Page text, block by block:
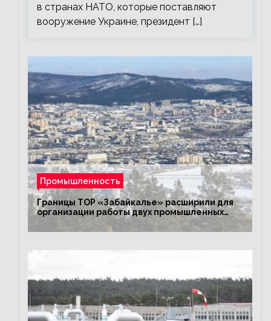
в странах НАТО, которые поставляют
вооружение Украине, президент […]
Промышленность
Границы ТОР «Забайкалье» расширили для
организации работы двух промышленных
предприятий